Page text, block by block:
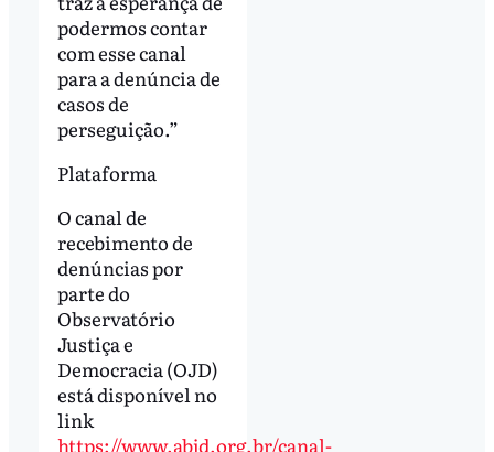
podermos contar
com esse canal
para a denúncia de
casos de
perseguição.”
Plataforma
O canal de
recebimento de
denúncias por
parte do
Observatório
Justiça e
Democracia (OJD)
está disponível no
link
https://www.abjd.org.br/canal-